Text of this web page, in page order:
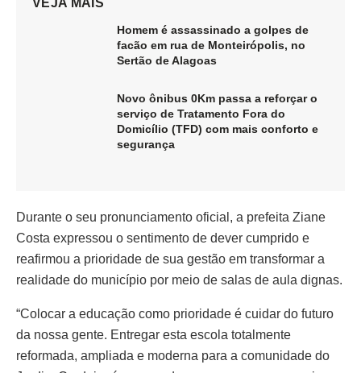
Homem é assassinado a golpes de
facão em rua de Monteirópolis, no
Sertão de Alagoas
Novo ônibus 0Km passa a reforçar o
serviço de Tratamento Fora do
Domicílio (TFD) com mais conforto e
segurança
Durante o seu pronunciamento oficial, a prefeita Ziane
Costa expressou o sentimento de dever cumprido e
reafirmou a prioridade de sua gestão em transformar a
realidade do município por meio de salas de aula dignas.
“Colocar a educação como prioridade é cuidar do futuro
da nossa gente. Entregar esta escola totalmente
reformada, ampliada e moderna para a comunidade do